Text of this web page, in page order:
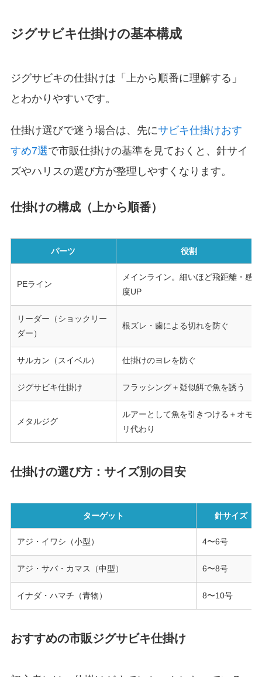
ジグサビキ仕掛けの基本構成
ジグサビキの仕掛けは「上から順番に理解する」
とわかりやすいです。
仕掛け選びで迷う場合は、先にサビキ仕掛けおす
すめ7選で市販仕掛けの基準を見ておくと、針サイ
ズやハリスの選び方が整理しやすくなります。
仕掛けの構成（上から順番）
パーツ 役割
PEライン
メインライン。細いほど飛距離・感
度UP
リーダー（ショックリー
ダー）
根ズレ・歯による切れを防ぐ
サルカン（スイベル） 仕掛けのヨレを防ぐ
ジグサビキ仕掛け フラッシング＋疑似餌で魚を誘う
メタルジグ
ルアーとして魚を引きつける＋オモ
リ代わり
仕掛けの選び方：サイズ別の目安
ターゲット 針サイズ
アジ・イワシ（小型） 4〜6号
アジ・サバ・カマス（中型） 6〜8号
イナダ・ハマチ（青物） 8〜10号
おすすめの市販ジグサビキ仕掛け